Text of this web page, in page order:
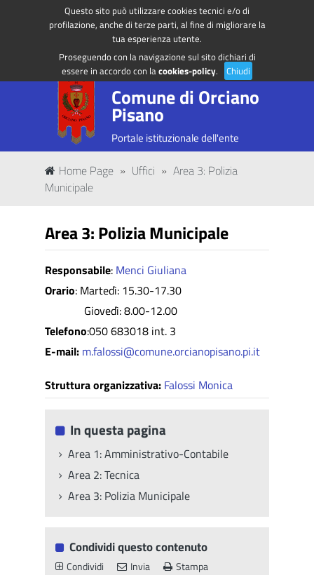
Questo sito può utilizzare cookies tecnici e/o di
profilazione, anche di terze parti, al fine di migliorare la
tua esperienza utente.
Proseguendo con la navigazione sul sito dichiari di
essere in accordo con lacookies-policy. Chiudi
Regione Toscana Accedi ai servizi
Comune di Orciano
Pisano
Portale istituzionale dell'ente
Home Page » Uffici » Area 3: Polizia
Municipale
Area 3: Polizia Municipale
Responsabile: Menci Giuliana
Orario: Martedì: 15.30-17.30
Giovedì: 8.00-12.00
Telefono:050 683018 int. 3
E-mail: m.falossi@comune.orcianopisano.pi.it
Struttura organizzativa: Falossi Monica
In questa pagina
Area 1: Amministrativo-Contabile
Area 2: Tecnica
Area 3: Polizia Municipale
Condividi questo contenuto
Condividi Invia Stampa